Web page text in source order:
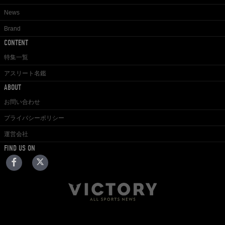
News
Brand
CONTENT
特集一覧
アスリート名鑑
ABOUT
お問い合わせ
プライバシーポリシー
運営会社
FIND US ON